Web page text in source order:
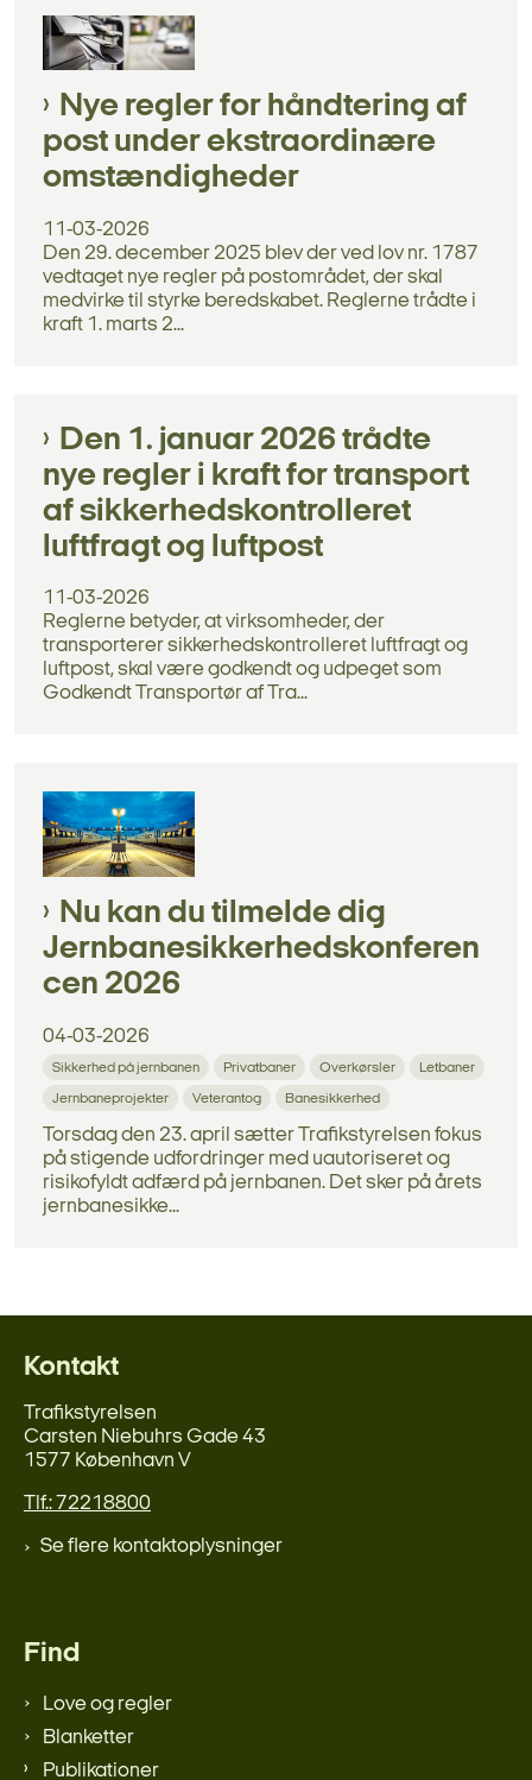
Nye regler for håndtering af
post under ekstraordinære
omstændigheder
11-03-2026
Den 29. december 2025 blev der ved lov nr. 1787
vedtaget nye regler på postområdet, der skal
medvirke til styrke beredskabet. Reglerne trådte i
kraft 1. marts 2...
Den 1. januar 2026 trådte
nye regler i kraft for transport
af sikkerhedskontrolleret
luftfragt og luftpost
11-03-2026
Reglerne betyder, at virksomheder, der
transporterer sikkerhedskontrolleret luftfragt og
luftpost, skal være godkendt og udpeget som
Godkendt Transportør af Tra...
Nu kan du tilmelde dig
Jernbanesikkerhedskonferen
cen 2026
04-03-2026
Sikkerhed på jernbanen Privatbaner Overkørsler Letbaner
Jernbaneprojekter Veterantog Banesikkerhed
Torsdag den 23. april sætter Trafikstyrelsen fokus
på stigende udfordringer med uautoriseret og
risikofyldt adfærd på jernbanen. Det sker på årets
jernbanesikke...
Kontakt
Trafikstyrelsen
Carsten Niebuhrs Gade 43
1577 København V
Tlf.: 72218800
Se flere kontaktoplysninger
Find
Love og regler
Blanketter
Publikationer